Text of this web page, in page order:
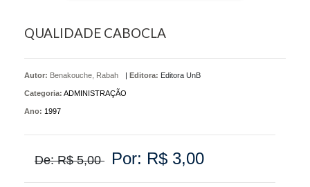
QUALIDADE CABOCLA
Autor: Benakouche, Rabah Editora: Editora UnB
Categoria: ADMINISTRAÇÃO
Ano: 1997
De: R$ 5,00 Por: R$ 3,00